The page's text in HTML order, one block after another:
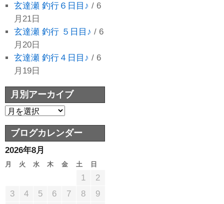
玄達瀬 釣行６日目♪ / 6
月21日
玄達瀬 釣行 ５日目♪ / 6
月20日
玄達瀬 釣行４日目♪ / 6
月19日
月別アーカイブ
ブログカレンダー
2026年8月
月 火 水 木 金 土 日
1
2
3
4 5 6 7 8
9